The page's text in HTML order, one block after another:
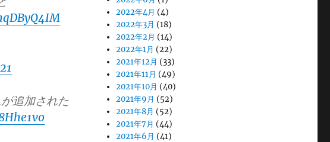
追加された
2022年4月 (4)
2022年3月 (18)
2022年2月 (14)
2022年1月 (22)
2021年12月 (33)
2021年11月 (49)
2021年10月 (40)
2021年9月 (52)
2021年8月 (52)
2021年7月 (44)
2021年6月 (41)